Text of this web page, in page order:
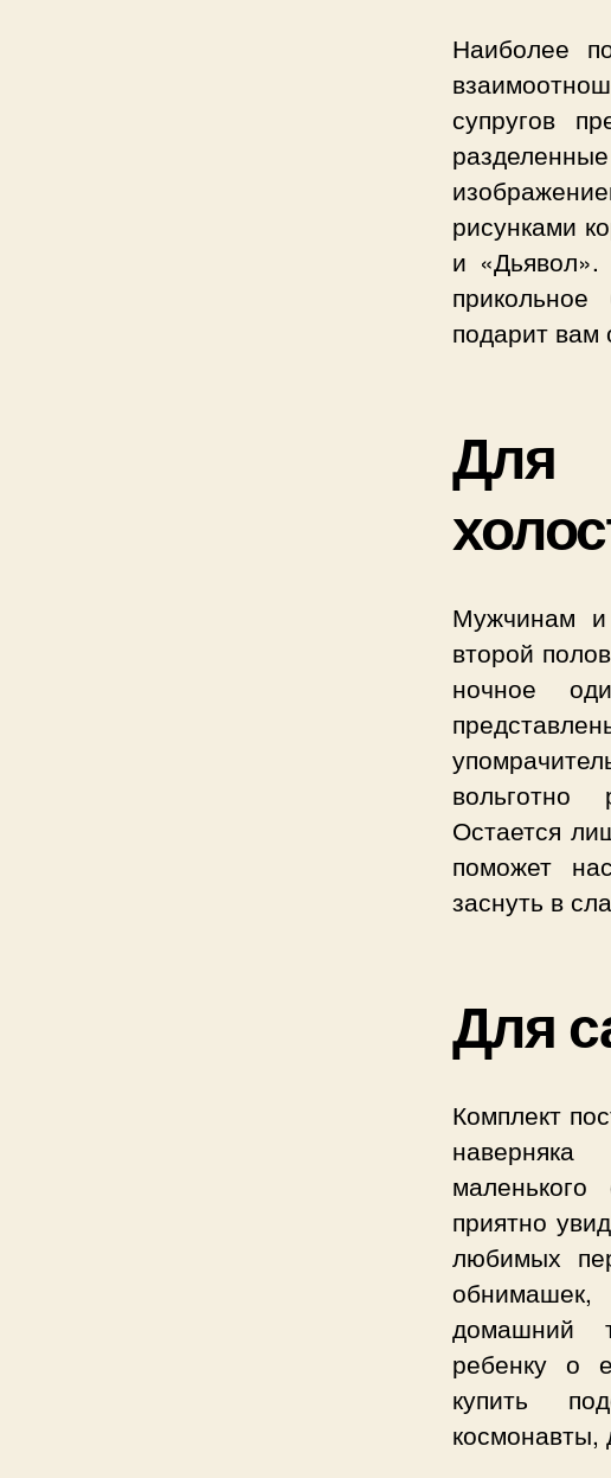
Наиболее
супругов
рисунками
и
подарит вам
Для
Мужчинам
второй
ночное
вольготно
Остается
поможет
заснуть в
Для
Комплект
приятно
любимых
домашний
ребенку о
купить
космонавты,